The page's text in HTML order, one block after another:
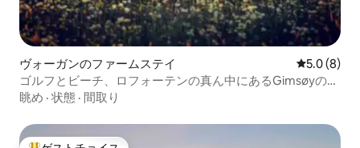
ヴォーガンのファームステイ レビュー8
5.0 (8)
ゴルフとビーチ、ロフォーテンの真ん中にあるGimsøyの大
きな庭
眺め · 状態 · 間取り